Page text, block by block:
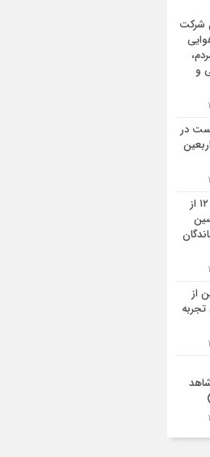
شرکت
و
در
میزبانی موکب منطقه ۱۲ از
از